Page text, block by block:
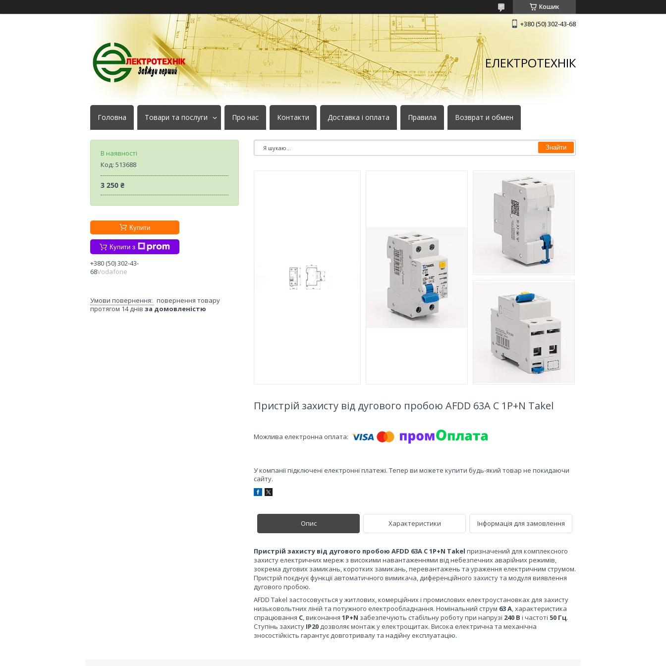
Кошик
+380 (50) 302-43-68
ЕЛЕКТРОТЕХНІК
Головна Товари та послуги Про нас Контакти Доставка і оплата Правила Возврат и обмен
Знайти
Пристрій захисту від дугового пробою AFDD 63A C 1P+N Takel
У компанії підключені електронні платежі. Тепер ви можете купити будь-який товар не покидаючи
сайту.
Опис Характеристики Інформація для замовлення
Пристрій захисту від дугового пробою AFDD 63A C 1P+N Takel призначений для комплексного
захисту електричних мереж з високими навантаженнями від небезпечних аварійних режимів,
зокрема дугових замикань, коротких замикань, перевантажень та ураження електричним струмом.
Пристрій поєднує функції автоматичного вимикача, диференційного захисту та модуля виявлення
дугового пробою.
AFDD Takel застосовується у житлових, комерційних і промислових електроустановках для захисту
низьковольтних ліній та потужного електрообладнання. Номінальний струм 63 А, характеристика
спрацювання C, виконання 1P+N забезпечують стабільну роботу при напрузі 240 В і частоті 50 Гц.
Ступінь захисту IP20дозволяє монтаж у електрощитах. Висока електрична та механічна
зносостійкість гарантує довготривалу та надійну експлуатацію.
В наявності
Код: 513688
3 250 ₴
Купити
Купити з
+380 (50) 302-43-
68Vodafone
повернення товару
протягом 14 днів за домовленістю